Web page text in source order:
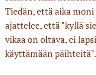
Tiedän, että aika
ajattelee, että "kyllä
vikaa on oltava, ei
käyttämään päihteitä".